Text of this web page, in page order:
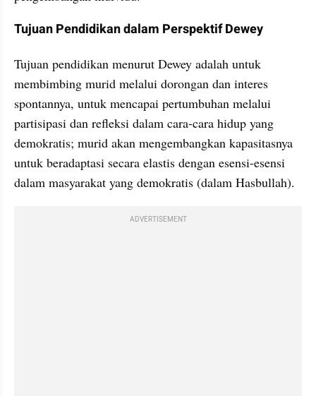
Tujuan Pendidikan dalam Perspektif Dewey
Tujuan pendidikan menurut Dewey adalah untuk
membimbing murid melalui dorongan dan interes
spontannya, untuk mencapai pertumbuhan melalui
partisipasi dan refleksi dalam cara-cara hidup yang
demokratis; murid akan mengembangkan kapasitasnya
untuk beradaptasi secara elastis dengan esensi-esensi
dalam masyarakat yang demokratis (dalam Hasbullah).
ADVERTISEMENT